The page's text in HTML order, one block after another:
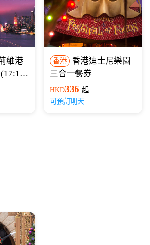
維港
香港
香港迪士尼樂園
三合一餐券
HKD336 起
可預訂明天